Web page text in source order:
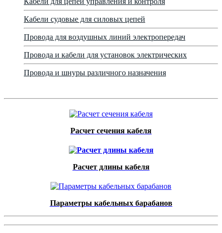
Кабели судовые для силовых цепей
Провода для воздушных линий электропередач
Провода и кабели для установок электрических
Провода и шнуры различного назначения
Расчет сечения кабеля
Расчет длины кабеля
Параметры кабельных барабанов